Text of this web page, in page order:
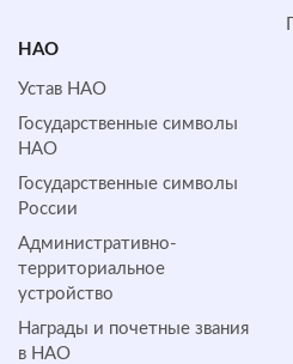
НАО
Устав НАО
Государственные символы
НАО
Государственные символы
России
Административно-
территориальное
устройство
Награды и почетные звания
в НАО